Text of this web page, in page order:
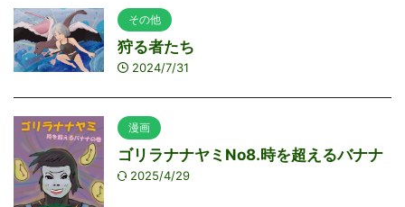
その他
狩る者たち
2024/7/31
漫画
ゴリラナナヤミNo8.時を超えるバナナ
2025/4/29